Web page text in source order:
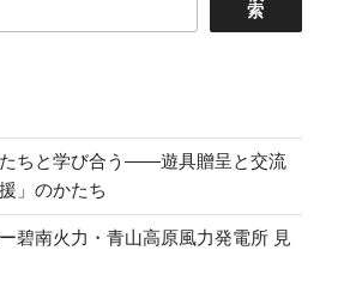
索
ちと学び合う――遊具贈呈と交流
」のかたち
碧南火力・青山高原風力発電所 見